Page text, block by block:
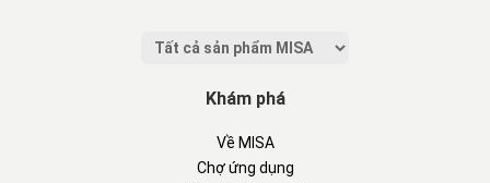
Khám phá
Về MISA
Chợ ứng dụng